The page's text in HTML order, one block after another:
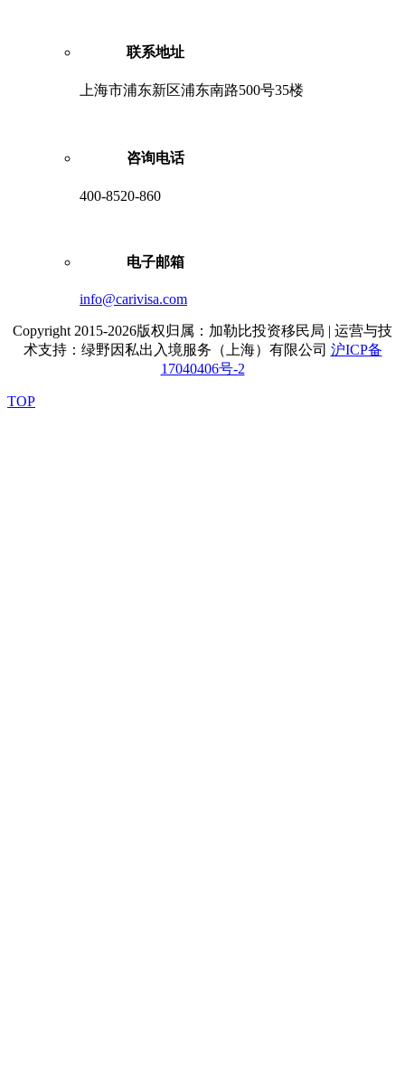
联系地址
上海市浦东新区浦东南路500号35楼
咨询电话
400-8520-860
电子邮箱
info@carivisa.com
Copyright 2015-2026版权归属：加勒比投资移民局 | 运营与技
术支持：绿野因私出入境服务（上海）有限公司 沪ICP备
17040406号-2
TOP